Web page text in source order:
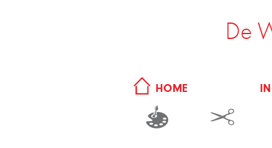
De
HOME